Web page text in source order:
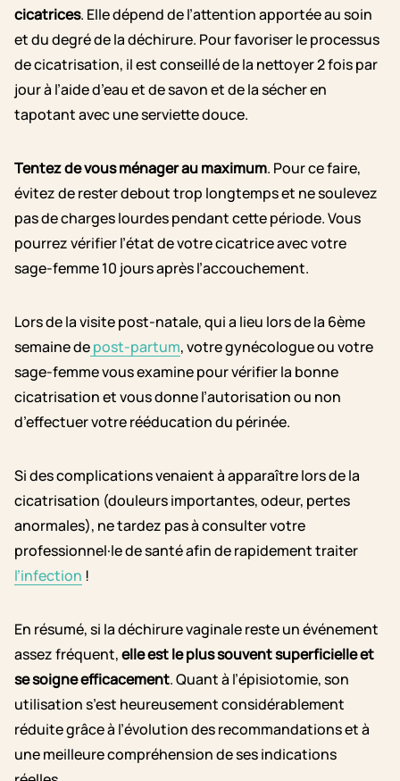
cicatrices. Elle dépend de l’attention apportée au soin
et du degré de la déchirure. Pour favoriser le processus
de cicatrisation, il est conseillé de la nettoyer 2 fois par
jour à l’aide d’eau et de savon et de la sécher en
tapotant avec une serviette douce.
Tentez de vous ménager au maximum. Pour ce faire,
évitez de rester debout trop longtemps et ne soulevez
pas de charges lourdes pendant cette période. Vous
pourrez vérifier l’état de votre cicatrice avec votre
sage-femme 10 jours après l’accouchement.
Lors de la visite post-natale, qui a lieu lors de la 6ème
semaine depost-partum, votre gynécologue ou votre
sage-femme vous examine pour vérifier la bonne
cicatrisation et vous donne l’autorisation ou non
d’effectuer votre rééducation du périnée.
Si des complications venaient à apparaître lors de la
cicatrisation (douleurs importantes, odeur, pertes
anormales), ne tardez pas à consulter votre
professionnel·le de santé afin de rapidement traiter
l’infection !
En résumé, si la déchirure vaginale reste un événement
assez fréquent,elle est le plus souvent superficielle et
se soigne efficacement. Quant à l’épisiotomie, son
utilisation s’est heureusement considérablement
réduite grâce à l’évolution des recommandations et à
une meilleure compréhension de ses indications